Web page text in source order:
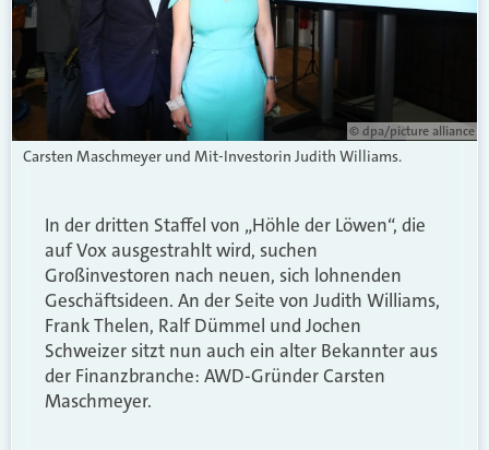
© dpa/picture alliance
Carsten Maschmeyer und Mit-Investorin Judith Williams.
In der dritten Staffel von „Höhle der Löwen“, die
auf Vox ausgestrahlt wird, suchen
Großinvestoren nach neuen, sich lohnenden
Geschäftsideen. An der Seite von Judith Williams,
Frank Thelen, Ralf Dümmel und Jochen
Schweizer sitzt nun auch ein alter Bekannter aus
der Finanzbranche: AWD-Gründer Carsten
Maschmeyer.